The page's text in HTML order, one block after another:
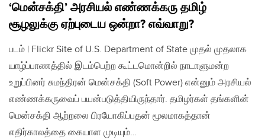
‘மென்சக்தி’ அரசியல் எண்ணக்கரு தமிழ்
சூழலுக்கு ஏற்புடைய ஒன்றா? எவ்வாறு?
படம் | Flickr Site of U.S. Department of State முதல் முதலாக
யாழ்ப்பாணத்தில் இடம்பெற்ற கூட்டமொன்றில் நாடாளுமன்ற
உறுப்பினர் சுமந்திரன் மென்சக்தி (Soft Power) என்னும் அரசியல்
எண்ணக்கருவைப் பயன்படுத்தியிருந்தார். தமிழர்கள் தங்களின்
மென்சக்தி ஆற்றலை பிரயோகிப்பதன் மூலமாகத்தான்
எதிர்காலத்தை கையாள முடியும்…